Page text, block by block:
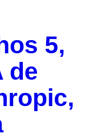
5,
de